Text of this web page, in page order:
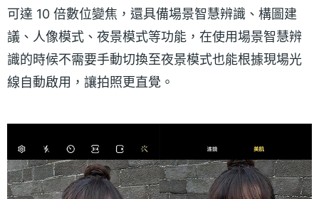
可達 10 倍數位變焦，還具備場景智慧辨識、構圖建
議、人像模式、夜景模式等功能，在使用場景智慧辨
識的時候不需要手動切換至夜景模式也能根據現場光
線自動啟用，讓拍照更直覺。